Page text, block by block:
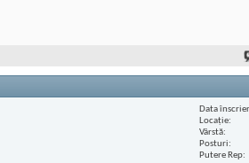
Data
Locaţie
Vârstă
Posturi
Putere Rep